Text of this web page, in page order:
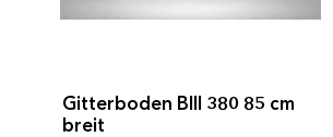
Gitterboden BIII 380 85 cm
breit